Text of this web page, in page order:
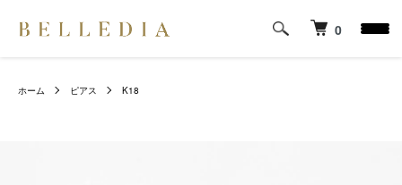
0
ホーム ピアス K18